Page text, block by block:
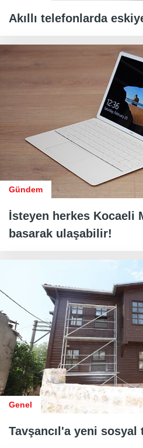
Akıllı telefonlarda
Gündem
İsteyen herkes Kocaeli
basarak ulaşabilir!
Genel
Tavşancıl'a yeni sosyal